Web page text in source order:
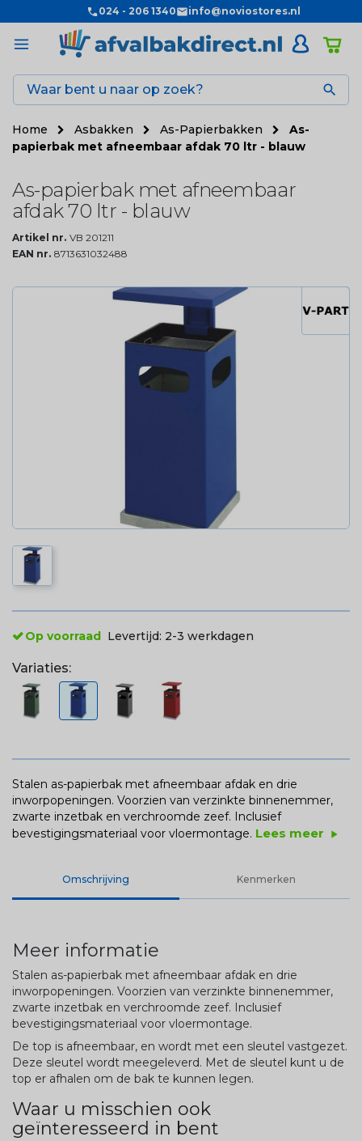
024 - 206 1340 info@noviostores.nl

Home Asbakken As-Papierbakken
As-
papierbak met afneembaar afdak 70 ltr - blauw
As-papierbak met afneembaar
afdak 70 ltr - blauw
Artikel nr. VB 201211
EAN nr. 8713631032488
Op voorraad Levertijd: 2-3 werkdagen
Variaties:
Stalen as-papierbak met afneembaar afdak en drie
inworpopeningen. Voorzien van verzinkte binnenemmer,
zwarte inzetbak en verchroomde zeef. Inclusief
bevestigingsmateriaal voor vloermontage. Lees meer play_arrow
Omschrijving Kenmerken
Meer informatie
Stalen as-papierbak met afneembaar afdak en drie
inworpopeningen. Voorzien van verzinkte binnenemmer,
zwarte inzetbak en verchroomde zeef. Inclusief
bevestigingsmateriaal voor vloermontage.
De top is afneembaar, en wordt met een sleutel vastgezet.
Deze sleutel wordt meegeleverd. Met de sleutel kunt u de
top er afhalen om de bak te kunnen legen.
Waar u misschien ook
geïnteresseerd in bent